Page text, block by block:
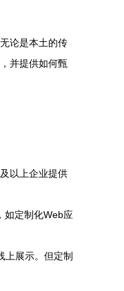
论是本土的传
并提供如何甄
以上企业提供
如定制化Web应
上展示。但定制